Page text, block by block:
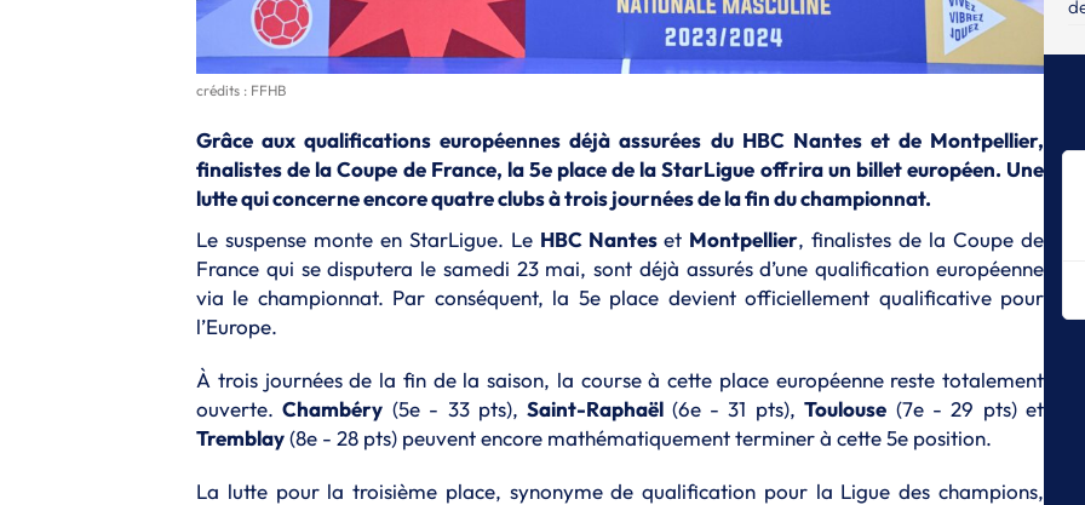
crédits : FFHB
Grâce aux qualifications européennes déjà assurées du HBC Nanteset de Montpellier,
finalistes de la Coupe de France, la 5e place de la StarLigue offrira un billet européen. Une
lutte qui concerne encore quatre clubs à trois journées de la fin du championnat.
Le suspense monte en StarLigue. Le HBC Nanteset Montpellier, finalistes de la Coupe de
France qui se disputera le samedi 23 mai, sont déjà assurés d’une qualification européenne
via le championnat. Par conséquent, la 5e place devient officiellement qualificative pour
l’Europe.
À trois journées de la fin de la saison, la course à cette place européenne reste totalement
ouverte.Chambéry (5e - 33 pts),Saint-Raphaël (6e - 31 pts),Toulouse (7e - 29 pts) et
Tremblay(8e - 28 pts) peuvent encore mathématiquement terminer à cette 5e position.
La lutte pour la troisième place, synonyme de qualification pour la Ligue des champions,